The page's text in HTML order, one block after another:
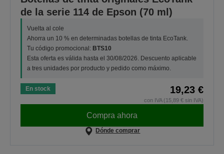
de la serie 114 de Epson (70 ml)
Vuelta al cole
Ahorra un 10 % en determinadas botellas de tinta EcoTank.
Tu código promocional: BTS10
Esta oferta es válida hasta el 30/08/2026. Descuento aplicable
a tres unidades por producto y pedido como máximo.
En stock 19,23 €
con IVA (15,89 € sin IVA)
Compra ahora
Dónde comprar